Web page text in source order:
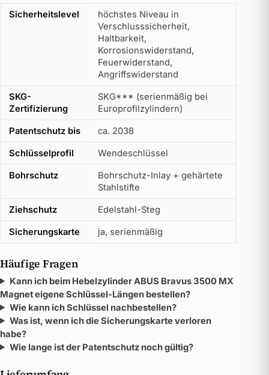
Sicherheitslevel
höchstes Niveau in
Verschlusssicherheit,
Haltbarkeit,
Korrosionswiderstand,
Feuerwiderstand,
Angriffswiderstand
SKG-
Zertifizierung
SKG*** (serienmäßig bei
Europrofilzylindern)
Patentschutz bis ca. 2038
Schlüsselprofil Wendeschlüssel
Bohrschutz
Bohrschutz-Inlay + gehärtete
Stahlstifte
Ziehschutz Edelstahl-Steg
Sicherungskarte ja, serienmäßig
Häufige Fragen
Kann ich beim Hebelzylinder ABUS Bravus 3500 MX
Magnet eigene Schlüssel-Längen bestellen?
Wie kann ich Schlüssel nachbestellen?
Was ist, wenn ich die Sicherungskarte verloren
habe?
Wie lange ist der Patentschutz noch gültig?